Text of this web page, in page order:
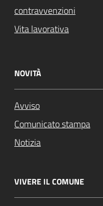
contravvenzioni
Vita lavorativa
NOVITÀ
Avviso
Comunicato stampa
Notizia
VIVERE IL COMUNE